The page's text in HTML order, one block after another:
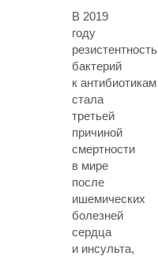
В 2019
году
резистентность
бактерий
к антибиотикам
стала
третьей
причиной
смертности
в мире
после
ишемических
болезней
сердца
и инсульта,